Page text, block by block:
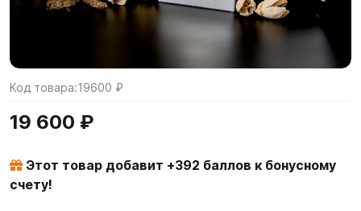
Код товара:19600 ₽
19 600 ₽
Этот товар добавит +392 баллов к бонусному
счету!